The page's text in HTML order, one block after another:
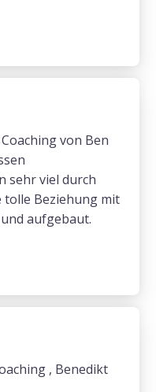
von Ben
sehr viel durch
tolle Beziehung mit
aufgebaut.
, Benedikt